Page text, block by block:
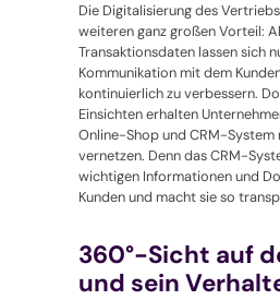
Die Digitalisierung des
weiteren ganz großen Vorteil:
Transaktionsdaten lassen sich
Kommunikation mit dem
kontinuierlich zu verbessern.
Einsichten erhalten
Online-Shop und CRM-System
vernetzen. Denn das CRM-
wichtigen Informationen und
Kunden und macht sie so
360°-Sicht auf
und sein